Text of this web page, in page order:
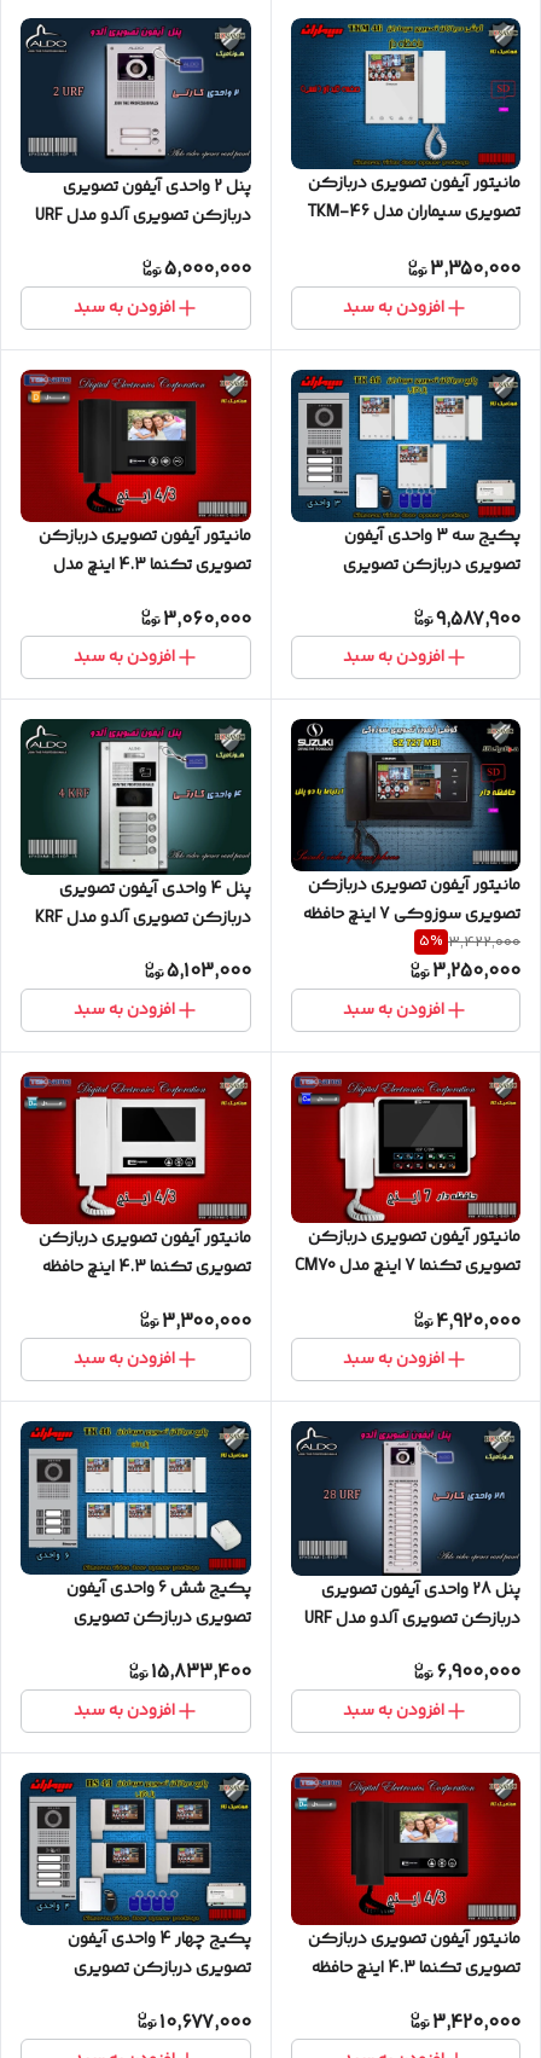
مانیتور آیفون تصویری دربازکن
تصویری سیماران مدل TKM-46
3,350,000
افزودن به سبد
پنل 2 واحدی آیفون تصویری
دربازکن تصویری آلدو مدل URF
5,000,000
افزودن به سبد
پکیج سه 3 واحدی آیفون
تصویری دربازکن تصویری
46-TK
9,587,900
افزودن به سبد
مانیتور آیفون تصویری دربازکن
تصویری تکنما 4.3 اینچ مدل
3,060,000
افزودن به سبد
مانیتور آیفون تصویری دربازکن
تصویری سوزوکی 7 اینچ حافظه
دار مدل SZ 727MBI مشکی
3,422,000
5%
3,250,000
افزودن به سبد
پنل 4 واحدی آیفون تصویری
دربازکن تصویری آلدو مدل KRF
5,103,000
افزودن به سبد
مانیتور آیفون تصویری دربازکن
تصویری تکنما 7 اینچ مدل CM70
4,920,000
افزودن به سبد
مانیتور آیفون تصویری دربازکن
تصویری تکنما 4.3 اینچ حافظه
3,300,000
افزودن به سبد
پنل 28 واحدی آیفون تصویری
دربازکن تصویری آلدو مدل URF
6,900,000
افزودن به سبد
پکیج شش 6 واحدی آیفون
تصویری دربازکن تصویری
15,833,400
افزودن به سبد
مانیتور آیفون تصویری دربازکن
تصویری تکنما 4.3 اینچ حافظه
3,420,000
پکیج چهار 4 واحدی آیفون
تصویری دربازکن تصویری
HS-43
10,677,000